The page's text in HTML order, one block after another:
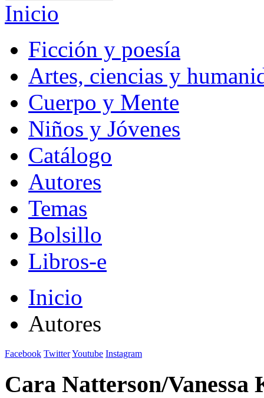
Inicio
Ficción y poesía
Artes, ciencias y
Cuerpo y Mente
Niños y Jóvenes
Catálogo
Autores
Temas
Bolsillo
Libros-e
Inicio
Autores
Facebook TwitterYoutube Instagram
Cara Natterson/Vanessa